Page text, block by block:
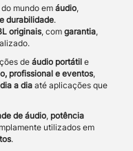
mundo em áudio,
durabilidade.
originais, com garantia,
de áudio portátil e
profissional e eventos,
a dia até aplicações que
de áudio, potência
utilizados em
.